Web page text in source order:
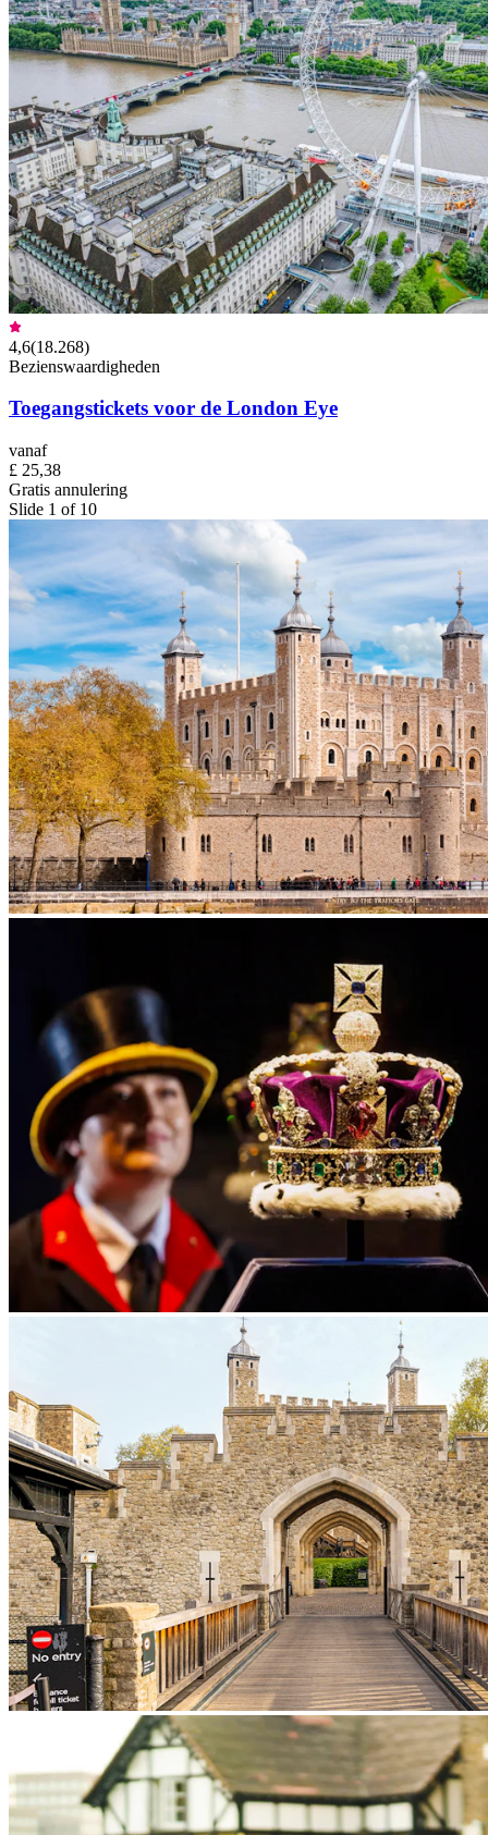
4,6(18.268)
Bezienswaardigheden
Toegangstickets voor de London Eye
vanaf
£ 25,38
Gratis annulering
Slide 1 of 10